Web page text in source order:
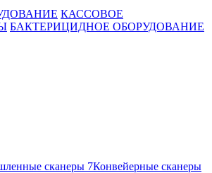
КАССОВОЕ
БАКТЕРИЦИДНОЕ ОБОРУДОВАНИЕ
сканеры 7Конвейерные сканеры